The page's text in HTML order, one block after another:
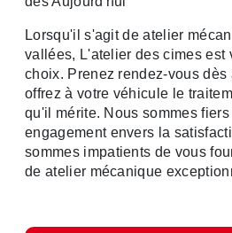
Lorsqu'il s'agit de atelier
vallées, L'atelier des cimes est
choix. Prenez rendez-vous dès
offrez à votre véhicule le
qu'il mérite. Nous sommes fiers
engagement envers la
sommes impatients de vous
de atelier mécanique